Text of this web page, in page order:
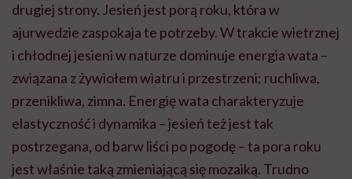
drugiej strony. Jesień jest porą roku, która w
ajurwedzie zaspokaja te potrzeby. W trakcie wietrznej
i chłodnej jesieni w naturze dominuje energia wata –
związana z żywiołem wiatru i przestrzeni; ruchliwa,
przenikliwa, zimna. Energię wata charakteryzuje
elastyczność i dynamika – jesień też jest tak
postrzegana, od barw liści po pogodę – ta pora roku
jest właśnie taką zmieniającą się mozaiką. Trudno